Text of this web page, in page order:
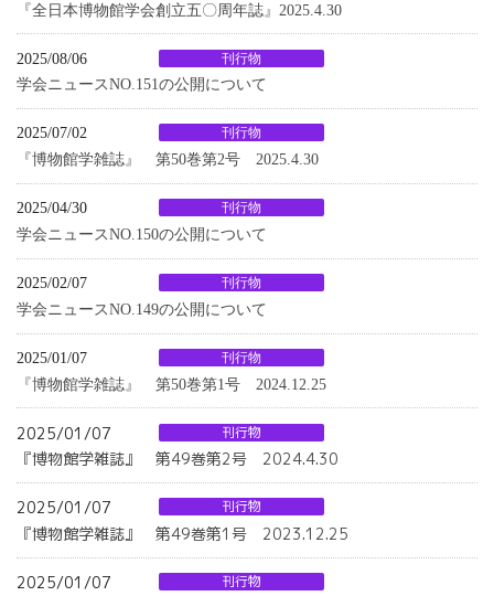
『全日本博物館学会創立五〇周年誌』2025.4.30
2025/08/06 刊行物
学会ニュースNO.151の公開について
2025/07/02 刊行物
『博物館学雑誌』 第50巻第2号 2025.4.30
2025/04/30 刊行物
学会ニュースNO.150の公開について
2025/02/07 刊行物
学会ニュースNO.149の公開について
2025/01/07 刊行物
『博物館学雑誌』 第50巻第1号 2024.12.25
2025/01/07 刊行物
『博物館学雑誌』 第49巻第2号 2024.4.30
2025/01/07 刊行物
『博物館学雑誌』 第49巻第1号 2023.12.25
2025/01/07 刊行物